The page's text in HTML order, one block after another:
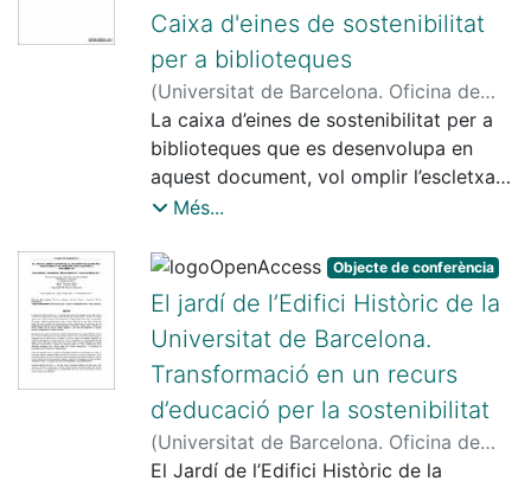
Caixa d'eines de sostenibilitat
per a biblioteques
(Universitat de Barcelona. Oficina de
Seguretat, Salut i Medi Ambient, 2023-
12)Universitat de Barcelona. Oficina de
Seguretat, Salut i Medi Ambient
La caixa d’eines de sostenibilitat per a
biblioteques que es desenvolupa en
aquest document, vol omplir l’escletxa
que hem identificat en el procés
ODS en l'actual context de vigència de
l'Agenda 2030 de les Nacions Unides).
Es faciliten solucions reals i un marc
versàtil que n'afavoreixi la utilització
per part de qualsevol biblioteca, segons
les seves característiques i
particularitats. La caixa d'eines inclou
un
Més...
Objecte de conferència
El jardí de l’Edifici Històric de la
Universitat de Barcelona.
Transformació en un recurs
d’educació per la sostenibilitat
(Universitat de Barcelona. Oficina de
Seguretat, Salut i Medi Ambient,
El Jardí de l’Edifici Històric de la